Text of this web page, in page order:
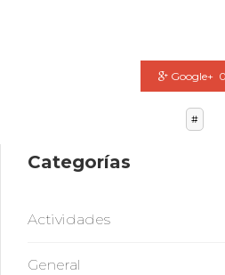
Google+ 0
#
Categorías
Actividades
General